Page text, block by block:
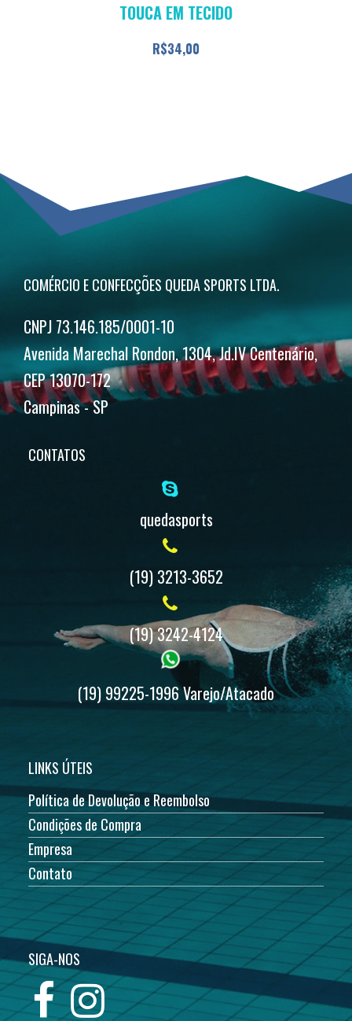
tem
ser
do
produto
TOUCA EM TECIDO
R$34,00
COMÉRCIO E CONFECÇÕES QUEDA SPORTS LTDA.
CNPJ 73.146.185/0001-10
Avenida Marechal Rondon, 1304, Jd.IV Centenário,
CEP 13070-172
Campinas - SP
CONTATOS
quedasports
(19) 3213-3652
(19) 3242-4124
(19) 99225-1996 Varejo/Atacado
LINKS ÚTEIS
Política de Devolução e Reembolso
Condições de Compra
Empresa
Contato
SIGA-NOS